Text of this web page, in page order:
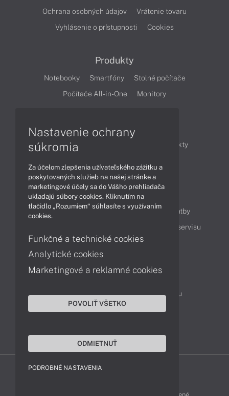
Ochrana osobných údajov
Vrátenie tovaru
Vyhlásenie o prístupnosti
Cookies
Produkty
Notebooky Smartfóny
Stolné počítače
Počítače All-in-One
Monitory
Články
Obchodné informácie
Produkty
Obsah
Ako nakupovať
Možnosti doručenia a platby
Cenník servisu
Kontakty
Servisné oddelenie
Reklamácia tovaru
Nastavenie ochrany
súkromia
Za účelom zlepšenia užívateľského zážitku a
poskytovaných služieb na našej stránke a
marketingové účely sa do Vášho prehliadača
ukladajú súbory cookies. Kliknutím na
tlačidlo „Rozumiem“ súhlasíte s využívaním
cookies.
Funkčné a technické cookies
Analytické cookies
Marketingové a reklamné cookies
POVOLIŤ VŠETKO
ODMIETNUŤ
PODROBNÉ NASTAVENIA